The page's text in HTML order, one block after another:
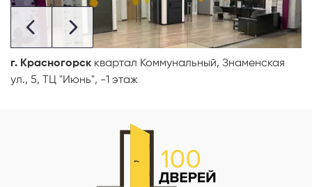
г. Красногорск квартал Коммунальный, Знаменская
ул., 5, ТЦ "Июнь", -1 этаж